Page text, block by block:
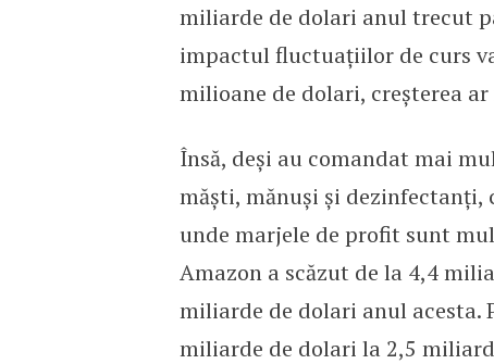
miliarde de dolari anul trecut
impactul fluctuațiilor de curs
milioane de dolari, creșterea
Însă, deși au comandat mai
măști, mănuși și dezinfectanți,
unde marjele de profit sunt
Amazon a scăzut de la 4,4
miliarde de dolari anul acesta.
miliarde de dolari la 2,5